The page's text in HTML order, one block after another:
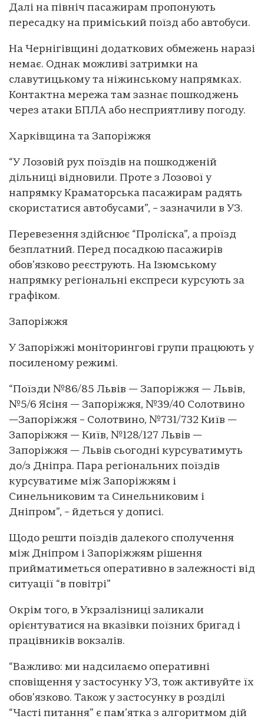
Далі на північ пасажирам пропонують
пересадку на приміський поїзд або автобуси.
На Чернігівщині додаткових обмежень наразі
немає. Однак можливі затримки на
славутицькому та ніжинському напрямках.
Контактна мережа там зазнає пошкоджень
через атаки БПЛА або несприятливу погоду.
Харківщина та Запоріжжя
“У Лозовій рух поїздів на пошкодженій
дільниці відновили. Проте з Лозової у
напрямку Краматорська пасажирам радять
скористатися автобусами”, – зазначили в УЗ.
Перевезення здійснює “Проліска”, а проїзд
безплатний. Перед посадкою пасажирів
обов’язково реєструють. На Ізюмському
напрямку регіональні експреси курсують за
графіком.
Запоріжжя
У Запоріжжі моніторингові групи працюють у
посиленому режимі.
“Поїзди №86/85 Львів — Запоріжжя — Львів,
№5/6 Ясіня — Запоріжжя, №39/40 Солотвино
—Запоріжжя – Солотвино, №731/732 Київ —
Запоріжжя — Київ, №128/127 Львів —
Запоріжжя — Львів сьогодні курсуватимуть
до/з Дніпра. Пара регіональних поїздів
курсуватиме між Запоріжжям і
Синельниковим та Синельниковим і
Дніпром”, – йдеться у дописі.
Щодо решти поїздів далекого сполучення
між Дніпром і Запоріжжям рішення
прийматиметься оперативно в залежності від
ситуації “в повітрі”
Окрім того, в Укрзалізниці заликали
орієнтуватися на вказівки поїзних бригад і
працівників вокзалів.
“Важливо: ми надсилаємо оперативні
сповіщення у застосунку УЗ, тож активуйте їх
обов’язково. Також у застосунку в розділі
“Часті питання” є пам’ятка з алгоритмом дій